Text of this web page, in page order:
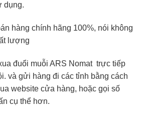
dụng.
hàng chính hãng 100%, nói không
lượng
đuổi muỗi ARS Nomat trực tiếp
và gửi hàng đi các tỉnh bằng cách
website cửa hàng, hoặc gọi số
cụ thể hơn.